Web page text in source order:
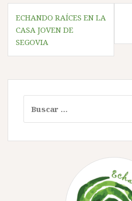
Navegación
de
entradas
ECHANDO RAÍCES EN LA
CASA JOVEN DE
SEGOVIA